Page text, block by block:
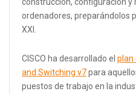
ordenadores, preparándolos
XXI.
CISCO ha desarrollado el plan
and Switching v7para
puestos de trabajo en la